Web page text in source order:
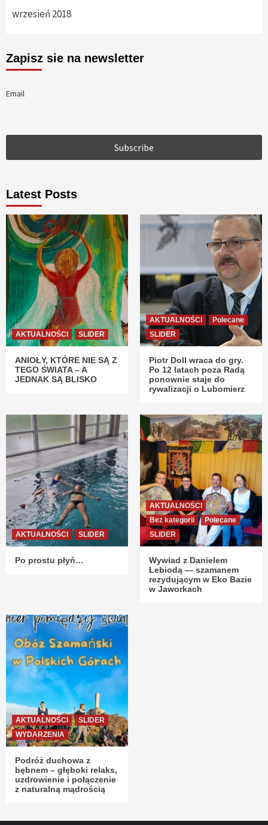
wrzesień 2018
Zapisz sie na newsletter
Email
Latest Posts
AKTUALNOŚCI SLIDER
ANIOŁY, KTÓRE NIE SĄ Z
TEGO ŚWIATA – A
JEDNAK SĄ BLISKO
AKTUALNOŚCI
Polecane
SLIDER
Piotr Doll wraca do gry.
Po 12 latach poza Radą
ponownie staje do
rywalizacji o Lubomierz
AKTUALNOŚCI SLIDER
Po prostu płyń…
AKTUALNOŚCI
Bez kategorii
Polecane
SLIDER
Wywiad z Danielem
Lebiodą — szamanem
rezydującym w Eko Bazie
w Jaworkach
AKTUALNOŚCI
SLIDER
WYDARZENIA
Podróż duchowa z
bębnem – głęboki relaks,
uzdrowienie i połączenie
z naturalną mądrością